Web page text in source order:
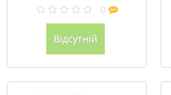
0
Відсутній